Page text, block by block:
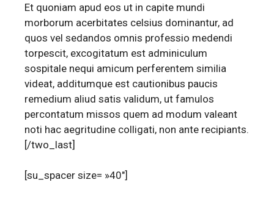
Et quoniam apud eos ut in capite mundi
morborum acerbitates celsius dominantur, ad
quos vel sedandos omnis professio medendi
torpescit, excogitatum est adminiculum
sospitale nequi amicum perferentem similia
videat, additumque est cautionibus paucis
remedium aliud satis validum, ut famulos
percontatum missos quem ad modum valeant
noti hac aegritudine colligati, non ante recipiants.
[/two_last]
[su_spacer size= »40″]